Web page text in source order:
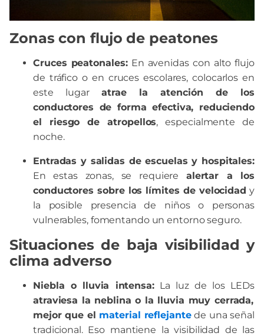
Zonas con flujo de peatones
Cruces peatonales:En avenidas con alto flujo
de tráfico o en cruces escolares, colocarlos en
este lugaratrae la atención de los
conductores de forma efectiva, reduciendo
el riesgo de atropellos, especialmente de
noche.
Entradas y salidas de escuelas y hospitales:
En estas zonas, se requiere alertar a los
conductores sobre los límites de velocidad y
la posible presencia de niños o personas
vulnerables, fomentando un entorno seguro.
Situaciones de baja visibilidad y
clima adverso
Niebla o lluvia intensa:La luz de los LEDs
atraviesa la neblina o la lluvia muy cerrada,
mejor que el material reflejantede una señal
tradicional. Eso mantiene la visibilidad de las